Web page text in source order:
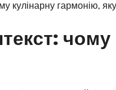
кулінарну гармонію,